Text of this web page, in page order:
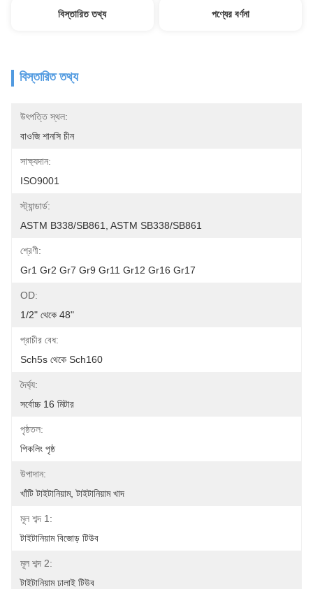
বিস্তারিত তথ্য পণ্যের বর্ণনা
বিস্তারিত তথ্য
উৎপত্তি স্থল:
বাওজি শানসি চীন
সাক্ষ্যদান:
ISO9001
স্ট্যান্ডার্ড:
ASTM B338/SB861, ASTM SB338/SB861
শ্রেণী:
Gr1 Gr2 Gr7 Gr9 Gr11 Gr12 Gr16 Gr17
OD:
1/2" থেকে 48"
প্রাচীর বেধ:
Sch5s থেকে Sch160
দৈর্ঘ্য:
সর্বোচ্চ 16 মিটার
পৃষ্ঠতল:
পিকলিং পৃষ্ঠ
উপাদান:
খাঁটি টাইটানিয়াম, টাইটানিয়াম খাদ
মূল শব্দ 1:
টাইটানিয়াম বিজোড় টিউব
মূল শব্দ 2:
টাইটানিয়াম ঢালাই টিউব